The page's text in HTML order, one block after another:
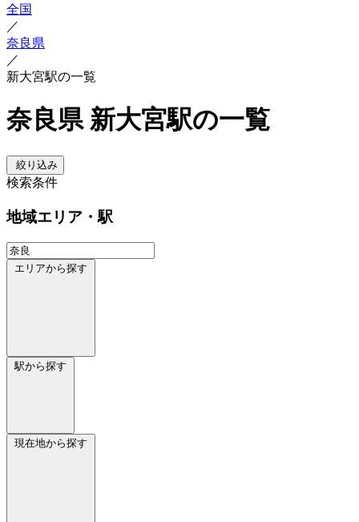
全国
／
奈良県
／
新大宮駅の一覧
奈良県 新大宮駅の一覧
絞り込み
検索条件
地域エリア・駅
エリアから探す
駅から探す
現在地から探す